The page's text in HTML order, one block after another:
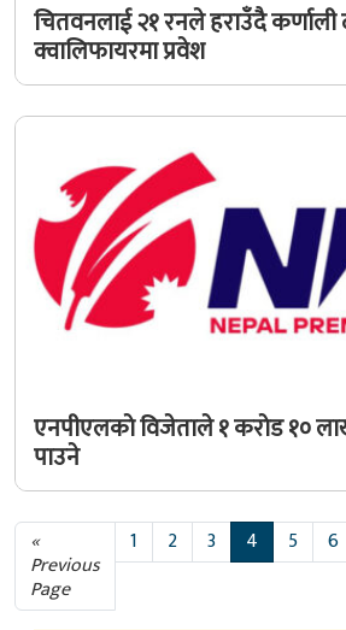
चितवनलाई २१ रनले हराउँदै कर्णाली
क्वालिफायरमा प्रवेश
एनपीएलकाे विजेताले १ कराेड १०
पाउने
«
Previous
Page
1 2 3 4 5 6